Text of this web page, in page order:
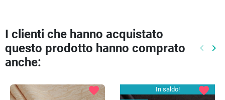
I clienti che hanno acquistato
questo prodotto hanno comprato
anche:
keyboard_arrow_left keyboard_arrow_right
favorite
In saldo!
favorite